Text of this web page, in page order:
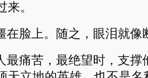
。
在脸上。随之，眼泪就像
最痛苦，最绝望时，支撑